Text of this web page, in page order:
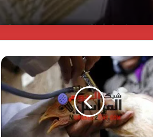
انطلاق شركة « ZEE Properties» بالسوق
العقاري المصري بمحفظة مشروعات
افتتاح المبنى الرئيسي لمستشفى الناس
باسم الراحل خميس عصفور
ستيلانتس تكشف عن خطتها الاستراتيجية
بقيمة 60 مليار يورو. لتسريع النمو وتعزيز